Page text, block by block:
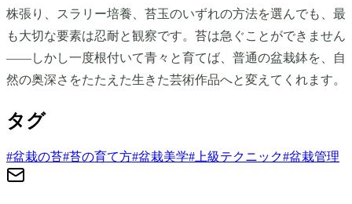
株張り、スラリー培養、苔玉のいずれの方法を選んでも、最
も大切な要素は忍耐と観察です。苔は急ぐことができません
——しかし一度根付いて青々と育てば、普通の盆栽鉢を、自
然の奥深さをたたえた生きた芸術作品へと変えてくれます。
タグ
#盆栽の苔#苔の育て方#盆栽美学# 上級テクニック#盆栽管理